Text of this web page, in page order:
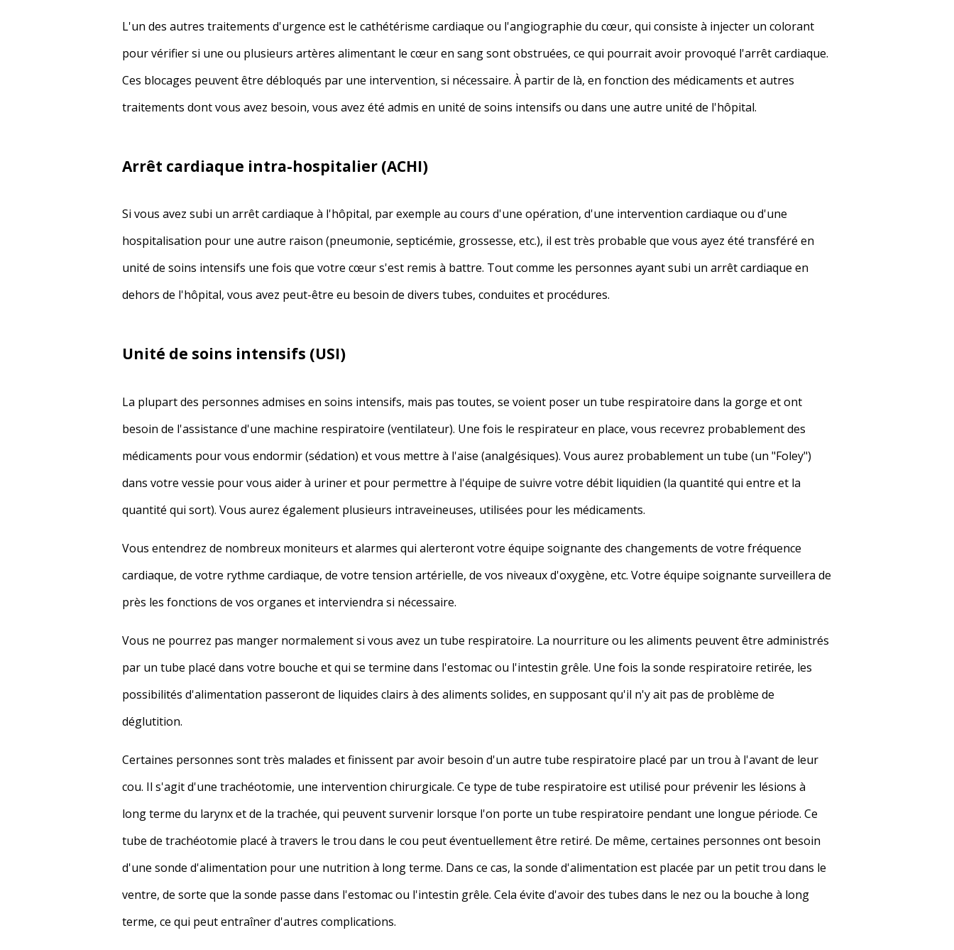
L'un des autres traitements d'urgence est le cathétérisme cardiaque ou l'angiographie du cœur, qui consiste à injecter un colorant
pour vérifier si une ou plusieurs artères alimentant le cœur en sang sont obstruées, ce qui pourrait avoir provoqué l'arrêt cardiaque.
Ces blocages peuvent être débloqués par une intervention, si nécessaire. À partir de là, en fonction des médicaments et autres
traitements dont vous avez besoin, vous avez été admis en unité de soins intensifs ou dans une autre unité de l'hôpital.
Arrêt cardiaque intra-hospitalier (ACHI)
Si vous avez subi un arrêt cardiaque à l'hôpital, par exemple au cours d'une opération, d'une intervention cardiaque ou d'une
hospitalisation pour une autre raison (pneumonie, septicémie, grossesse, etc.), il est très probable que vous ayez été transféré en
unité de soins intensifs une fois que votre cœur s'est remis à battre. Tout comme les personnes ayant subi un arrêt cardiaque en
dehors de l'hôpital, vous avez peut-être eu besoin de divers tubes, conduites et procédures.
Unité de soins intensifs (USI)
La plupart des personnes admises en soins intensifs, mais pas toutes, se voient poser un tube respiratoire dans la gorge et ont
besoin de l'assistance d'une machine respiratoire (ventilateur). Une fois le respirateur en place, vous recevrez probablement des
médicaments pour vous endormir (sédation) et vous mettre à l'aise (analgésiques). Vous aurez probablement un tube (un "Foley")
dans votre vessie pour vous aider à uriner et pour permettre à l'équipe de suivre votre débit liquidien (la quantité qui entre et la
quantité qui sort). Vous aurez également plusieurs intraveineuses, utilisées pour les médicaments.
Vous entendrez de nombreux moniteurs et alarmes qui alerteront votre équipe soignante des changements de votre fréquence
cardiaque, de votre rythme cardiaque, de votre tension artérielle, de vos niveaux d'oxygène, etc. Votre équipe soignante surveillera de
près les fonctions de vos organes et interviendra si nécessaire.
Vous ne pourrez pas manger normalement si vous avez un tube respiratoire. La nourriture ou les aliments peuvent être administrés
par un tube placé dans votre bouche et qui se termine dans l'estomac ou l'intestin grêle. Une fois la sonde respiratoire retirée, les
possibilités d'alimentation passeront de liquides clairs à des aliments solides, en supposant qu'il n'y ait pas de problème de
déglutition.
Certaines personnes sont très malades et finissent par avoir besoin d'un autre tube respiratoire placé par un trou à l'avant de leur
cou. Il s'agit d'une trachéotomie, une intervention chirurgicale. Ce type de tube respiratoire est utilisé pour prévenir les lésions à
long terme du larynx et de la trachée, qui peuvent survenir lorsque l'on porte un tube respiratoire pendant une longue période. Ce
tube de trachéotomie placé à travers le trou dans le cou peut éventuellement être retiré. De même, certaines personnes ont besoin
d'une sonde d'alimentation pour une nutrition à long terme. Dans ce cas, la sonde d'alimentation est placée par un petit trou dans le
ventre, de sorte que la sonde passe dans l'estomac ou l'intestin grêle. Cela évite d'avoir des tubes dans le nez ou la bouche à long
terme, ce qui peut entraîner d'autres complications.